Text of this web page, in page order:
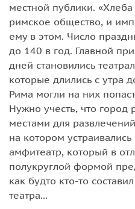
местной публики.
римское общество, и
ему в этом. Число
до 140 в год. Главной
дней становились
которые длились с утра
Рима могли на них
Нужно учесть, что город
местами для
на котором
амфитеатр, который в
полукруглой формой
как будто кто-то
театра...